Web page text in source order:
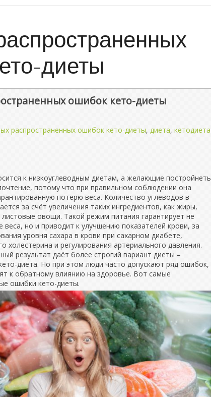
диеты
ошибок кето-диеты
распространенных ошибок кето-диеты, диета, кетодиета
к низкоуглеводным диетам, а желающие постройнеть
потому что при правильном соблюдении она
потерю веса. Количество углеводов в
за счёт увеличения таких ингредиентов, как жиры,
овощи. Такой режим питания гарантирует не
веса, но и приводит к улучшению показателей крови, за
уровня сахара в крови при сахарном диабете,
холестерина и регулирования артериального давления.
результат даёт более строгий вариант диеты –
диета. Но при этом люди часто допускают ряд ошибок,
к обратному влиянию на здоровье. Вот самые
ошибки кето-диеты.